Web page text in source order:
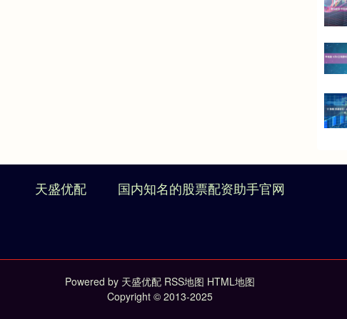
天盛优配 国内知名的股票配资助手官网
Powered by 天盛优配 RSS地图 HTML地图
Copyright © 2013-2025